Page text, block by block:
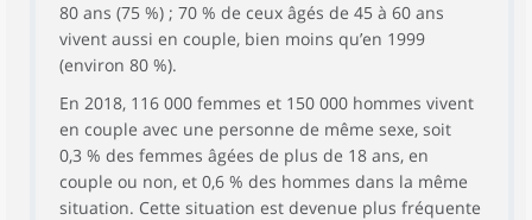
80 ans (75 %) ; 70 % de ceux âgés de 45 à 60 ans
vivent aussi en couple, bien moins qu’en 1999
(environ 80 %).
En 2018, 116 000 femmes et 150 000 hommes vivent
en couple avec une personne de même sexe, soit
0,3 % des femmes âgées de plus de 18 ans, en
couple ou non, et 0,6 % des hommes dans la même
situation. Cette situation est devenue plus fréquente